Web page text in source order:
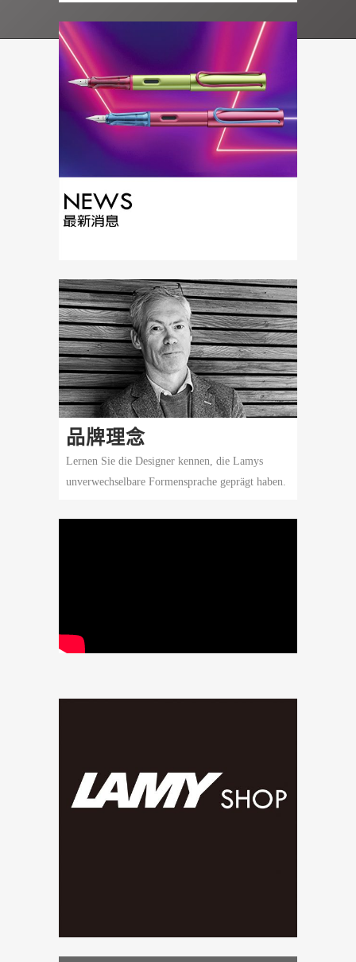
品牌理念
Lernen Sie die Designer kennen, die Lamys
unverwechselbare Formensprache geprägt haben.